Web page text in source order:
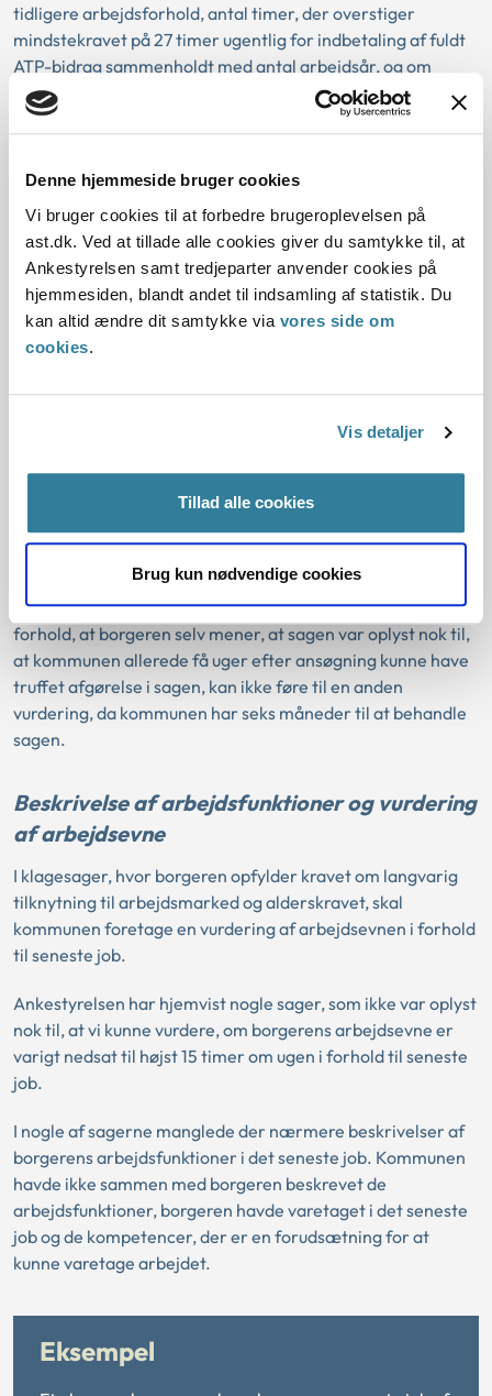
Denne hjemmeside bruger cookies
Vi bruger cookies til at forbedre brugeroplevelsen på
ast.dk. Ved at tillade alle cookies giver du samtykke til, at
Ankestyrelsen samt tredjeparter anvender cookies på
hjemmesiden, blandt andet til indsamling af statistik. Du
kan altid ændre dit samtykke via vores side om
cookies.
Vis detaljer
Tillad alle cookies
Brug kun nødvendige cookies
tidligere arbejdsforhold, antal timer, der overstiger
mindstekravet på 27 timer ugentlig for indbetaling af fuldt
ATP-bidrag sammenholdt med antal arbejdsår, og om
borgerens helbredsforhold er påvirket efter mange års
arbejde.
svarende til mindre end 20 år, kan borgeren ikke få
seniorpension.
Tilkendelsestidspunkt
I klagesager om tilkendelsestidspunkt har kommunen
vurderet, at borgeren har ret til seniorpension, men
seniorpension senest seks måneder efter, at kommunen
har modtaget borgerens ansøgning.
I de klagesager om tilkendelsestidspunkt, som
Ankestyrelsen har behandlet indtil nu, har kommunen
afgjort sagen inden for fristen på seks måneder. Det
forhold, at borgeren selv mener, at sagen var oplyst nok til,
at kommunen allerede få uger efter ansøgning kunne have
truffet afgørelse i sagen, kan ikke føre til en anden
vurdering, da kommunen har seks måneder til at behandle
sagen.
Beskrivelse af arbejdsfunktioner og vurdering
af arbejdsevne
I klagesager, hvor borgeren opfylder kravet om langvarig
tilknytning til arbejdsmarked og alderskravet, skal
kommunen foretage en vurdering af arbejdsevnen i forhold
til seneste job.
Ankestyrelsen har hjemvist nogle sager, som ikke var oplyst
nok til, at vi kunne vurdere, om borgerens arbejdsevne er
varigt nedsat til højst 15 timer om ugen i forhold til seneste
job.
I nogle af sagerne manglede der nærmere beskrivelser af
borgerens arbejdsfunktioner i det seneste job. Kommunen
havde ikke sammen med borgeren beskrevet de
arbejdsfunktioner, borgeren havde varetaget i det seneste
job og de kompetencer, der er en forudsætning for at
kunne varetage arbejdet.
Eksempel